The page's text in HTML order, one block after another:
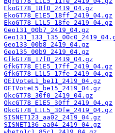
EkoGT78_18f0_2419_04.gz
EkoGT78_E1E5_18ff_2419_04.gz
EkoGT78_L1L5_18fe_2419_04.gz
Geo131_00b7_2419_04.gz
Geo133_00b8_2419_04.gz
Geo135_00b9_2419_04.gz
GfkGT78_17f0_2419_04.gz
GfkGT78_E1E5_17ff_2419_04.gz
GfkGT78_L1L5_17fe_2419_04.gz
OEIVoteL1_be11_2419_04.gz
OEIVoteL5_be15_2419_04.gz
OkcGT78_30f0_2419_04.gz
OkcGT78_E1E5_30ff_2419_04.gz
OkcGT78_L1L5_30fe_2419_04.gz
SISNET123_aa02_2419_04.gz
SISNET136_aa04_2419_04.gz